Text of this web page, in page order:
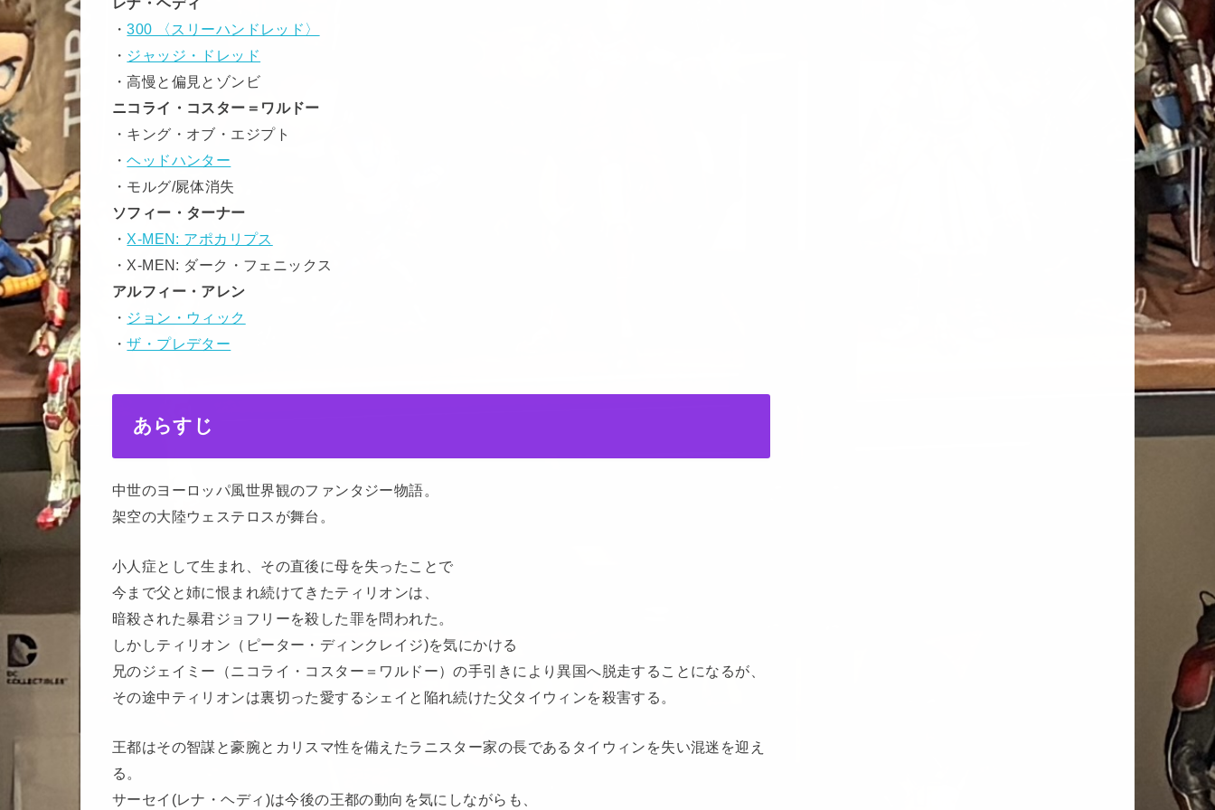
・300 〈スリーハンドレッド〉
・ ジャッジ・ドレッド
・高慢と偏見とゾンビ
ニコライ・コスター＝ワルドー
・キング・オブ・エジプト
・ヘッドハンター
・モルグ/屍体消失
ソフィー・ターナー
・ X-MEN: アポカリプス
・X-MEN: ダーク・フェニックス
アルフィー・アレン
・ ジョン・ウィック
・ザ・プレデター
あらすじ
中世のヨーロッパ風世界観のファンタジー物語。
架空の大陸ウェステロスが舞台。
小人症として生まれ、その直後に母を失ったことで
今まで父と姉に恨まれ続けてきたティリオンは、
暗殺された暴君ジョフリーを殺した罪を問われた。
しかしティリオン（ピーター・ディンクレイジ)を気にかける
兄のジェイミー（ニコライ・コスター＝ワルドー）の手引きにより異国へ脱走することになるが、
その途中ティリオンは裏切った愛するシェイと陥れ続けた父タイウィンを殺害する。
王都はその智謀と豪腕とカリスマ性を備えたラニスター家の長であるタイウィンを失い混迷を迎え
る。
サーセイ(レナ・ヘディ)は今後の王都の動向を気にしながらも、